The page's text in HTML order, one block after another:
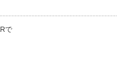
で